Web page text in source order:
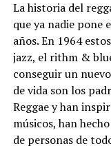
La historia del
que ya nadie pone
años. En 1964
jazz, el rithm &
conseguir un
de vida son los
Reggae y han
músicos, han
de personas de